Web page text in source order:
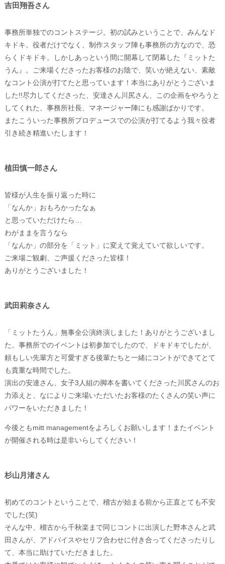
吉田翔吾さん
事務所単独でのコントステージ。初の試みということで、みんなド
キドキ。役者だけでなく、制作スタッフ陣も事務所の方なので、恐
らくドキドキ。しかしあっという間に開幕して閉幕した『ミットた
うん』。ご来場くださったお客様のお陰で、笑いが絶えない、素敵
なコント公演が打てたと思っています！本当にありがとうございま
した!!尽力してくださった、安達さん川尻さん、この企画をやろうと
してくれた、事務所社長、マネージャー陣にも感謝ばかりです。
またこういった事務所プロデュースでの公演が打てるよう我々役者
引き続き精進いたします！
植田慎一郎さん
皆様が人生を振り返った時に
「なんか」おもろかったなぁ
と思っていただけたら…
わがままを言うなら
「なんか」の部分を「ミット」に変えて覚えていて欲しいです。
ご来場ご観劇、ご声援くださった皆様！
ありがとうございました！
武田莉奈さん
「ミットたうん」無事全公演終演しました！ありがとうございまし
た。事務所でのイベントは初参加でしたので、ドキドキでしたが、
頼もしい先輩方と可愛すぎる後輩たちと一緒にコントができてとて
も貴重な時間でした。
演出の安達さん、女子3人組の脚本を書いてくださった川尻さんのお
力添えと、なによりご来場いただいたお客様のたくさんの笑い声に
パワーをいただきました！
今後ともmitt managementをよろしくお願いします！またイベント
が開催される時は是非いらしてください！
杉山月渚さん
初めてのコントということで、稽古が始まる前から正直とても不安
でした(笑)
そんな中、稽古から千秋楽まで同じコントに出演した野本さんと武
田さんが、アドバイスやセリフ合わせに付き合ってくださったりし
て、本当に助けていただきました。